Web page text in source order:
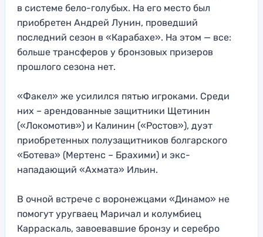
в системе бело-голубых. На его место был
приобретен Андрей Лунин, проведший
последний сезон в «Карабахе». На этом — все:
больше трансферов у бронзовых призеров
прошлого сезона нет.
«Факел» же усилился пятью игроками. Среди
них – арендованные защитники Щетинин
(«Локомотив») и Калинин («Ростов»), дуэт
приобретенных полузащитников болгарского
«Ботева» (Мертенс – Брахими) и экс-
нападающий «Ахмата» Ильин.
В очной встрече с воронежцами «Динамо» не
помогут уругваец Маричал и колумбиец
Карраскаль, завоевавшие бронзу и серебро